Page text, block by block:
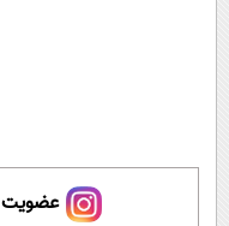
عضویت